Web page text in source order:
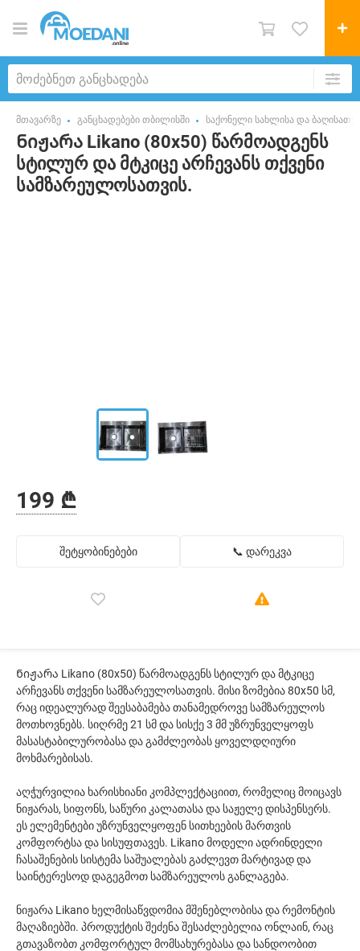
მთავარზე განცხადებები თბილისში საქონელი სახლისა და
Ნიჟარა Likano (80x50) წარმოადგენს
სტილურ და მტკიცე არჩევანს თქვენი
სამზარეულოსათვის.
199 ₾
შეტყობინებები 📞 დარეკვა
Ნიჟარა Likano (80x50) წარმოადგენს სტილურ და მტკიცე
არჩევანს თქვენი სამზარეულოსათვის. მისი ზომებია 80x50 სმ,
რაც იდეალურად შეესაბამება თანამედროვე სამზარეულოს
მოთხოვნებს. სიღრმე 21 სმ და სისქე 3 მმ უზრუნველყოფს
მასასტაბილურობასა და გამძლეობას ყოველდღიური
მოხმარებისას.
აღჭურვილია ხარისხიანი კომპლექტაციით, რომელიც მოიცავს
ნიჟარას, სიფონს, საწური კალათასა და საჟელე დისპენსერს.
ეს ელემენტები უზრუნველყოფენ სითხეების მართვის
კომფორტსა და სისუფთავეს. Likano მოდელი ადრინდელი
ჩასაშენების სისტემა საშუალებას გაძლევთ მარტივად და
საინტერესოდ დაგეგმოთ სამზარეულოს განლაგება.
ნიჟარა Likano ხელმისაწვდომია მშენებლობისა და რემონტის
მაღაზიებში. პროდუქტის შეძენა შესაძლებელია ონლაინ, რაც
გთავაზობთ კომფორტულ მომსახურებასა და სანდოობით